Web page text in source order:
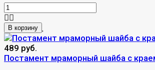
В корзину
489 руб.
Постамент мраморный шайба c